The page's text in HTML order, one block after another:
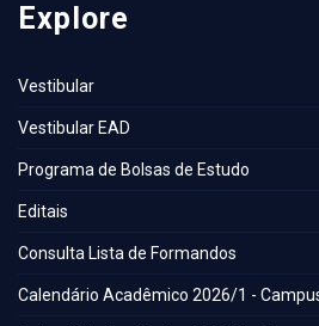
Explore
Vestibular
Vestibular EAD
Programa de Bolsas de Estudo
Editais
Consulta Lista de Formandos
Calendário Acadêmico 2026/1 -